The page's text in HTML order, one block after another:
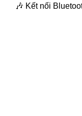
🎶 Kết nối